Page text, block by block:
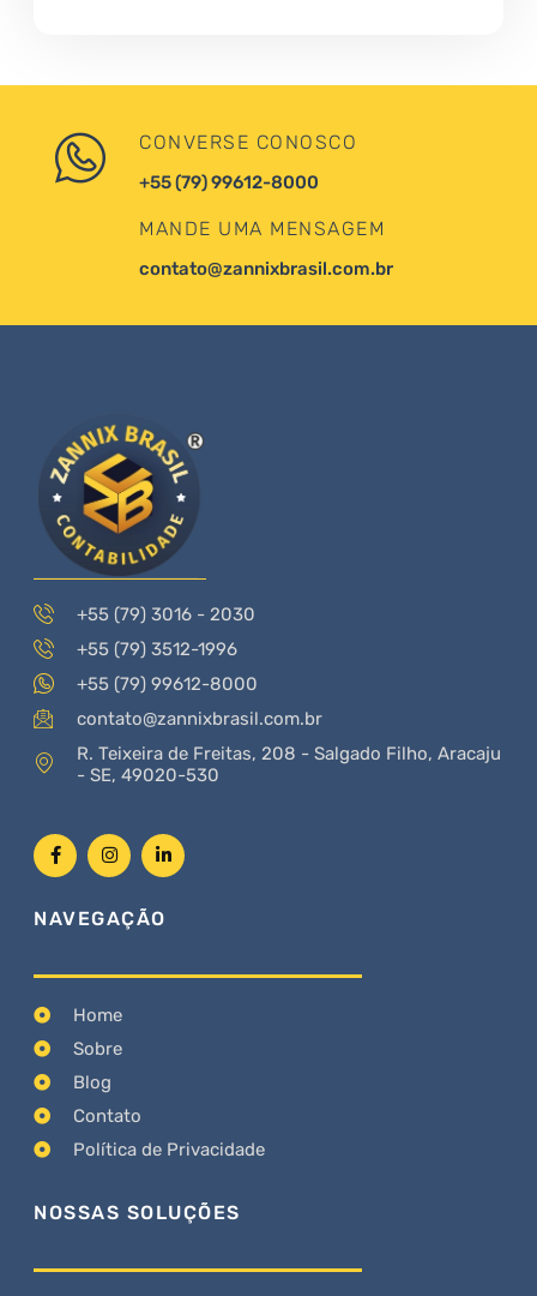
CONVERSE CONOSCO
+55 (79) 99612-8000
MANDE UMA MENSAGEM
contato@zannixbrasil.com.br
+55 (79) 3016 - 2030
+55 (79) 3512-1996
+55 (79) 99612-8000
contato@zannixbrasil.com.br
R. Teixeira de Freitas, 208 - Salgado Filho, Aracaju
- SE, 49020-530
NAVEGAÇÃO
Home
Sobre
Blog
Contato
Política de Privacidade
NOSSAS SOLUÇÕES